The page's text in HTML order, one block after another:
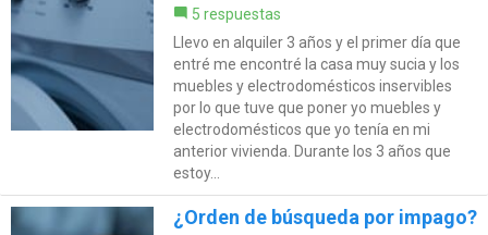
5 respuestas
Llevo en alquiler 3 años y el primer día que
entré me encontré la casa muy sucia y los
muebles y electrodomésticos inservibles
por lo que tuve que poner yo muebles y
electrodomésticos que yo tenía en mi
anterior vivienda. Durante los 3 años que
estoy...
¿Orden de búsqueda por impago?